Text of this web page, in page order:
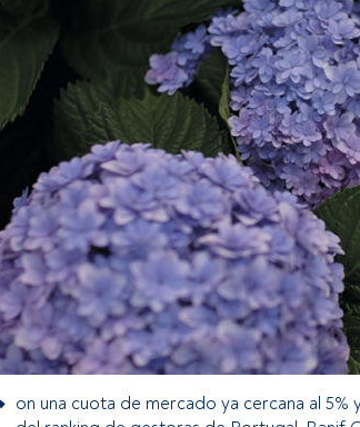
on una cuota de mercado ya cercana al 5%